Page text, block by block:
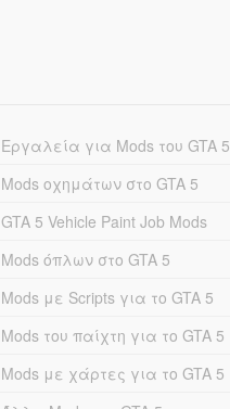
Εργαλεία για Mods του GTA 5
Mods οχημάτων στο GTA 5
GTA 5 Vehicle Paint Job Mods
Mods όπλων στο GTA 5
Mods με Scripts για το GTA 5
Mods του παίχτη για το GTA 5
Mods με χάρτες για το GTA 5